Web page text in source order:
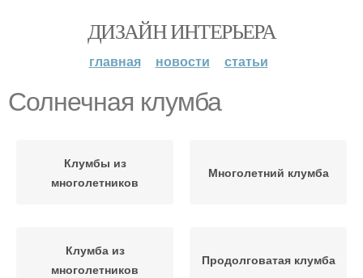
ДИЗАЙН ИНТЕРЬЕРА
главная новости статьи
Солнечная клумба
Клумбы из
многолетников
Многолетний клумба
Клумба из
многолетников
Продолговатая клумба